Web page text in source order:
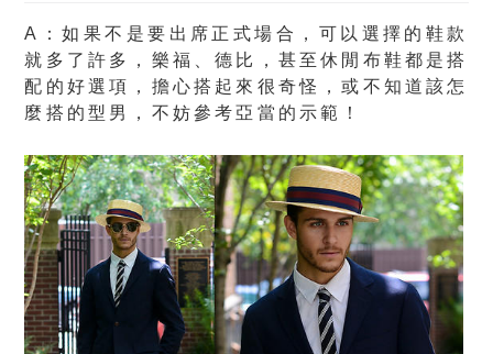
A：如果不是要出席正式場合，可以選擇的鞋款
就多了許多，樂福、德比，甚至休閒布鞋都是搭
配的好選項，擔心搭起來很奇怪，或不知道該怎
麼搭的型男，不妨參考亞當的示範！